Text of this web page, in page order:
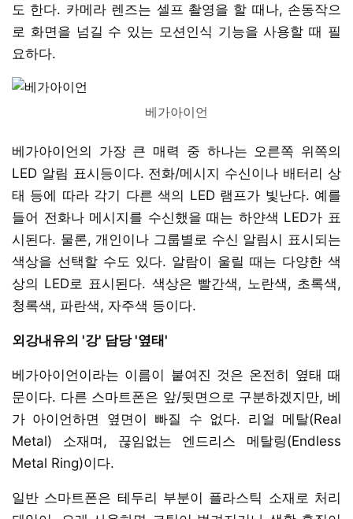
도 한다. 카메라 렌즈는 셀프 촬영을 할 때나, 손동작으
로 화면을 넘길 수 있는 모션인식 기능을 사용할 때 필
요하다.
베가아이언
베가아이언의 가장 큰 매력 중 하나는 오른쪽 위쪽의
LED 알림 표시등이다. 전화/메시지 수신이나 배터리 상
태 등에 따라 각기 다른 색의 LED 램프가 빛난다. 예를
들어 전화나 메시지를 수신했을 때는 하얀색 LED가 표
시된다. 물론, 개인이나 그룹별로 수신 알림시 표시되는
색상을 선택할 수도 있다. 알람이 울릴 때는 다양한 색
상의 LED로 표시된다. 색상은 빨간색, 노란색, 초록색,
청록색, 파란색, 자주색 등이다.
외강내유의 '강' 담당 '옆태'
베가아이언이라는 이름이 붙여진 것은 온전히 옆태 때
문이다. 다른 스마트폰은 앞/뒷면으로 구분하겠지만, 베
가 아이언하면 옆면이 빠질 수 없다. 리얼 메탈(Real
Metal) 소재며, 끊임없는 엔드리스 메탈링(Endless
Metal Ring)이다.
일반 스마트폰은 테두리 부분이 플라스틱 소재로 처리